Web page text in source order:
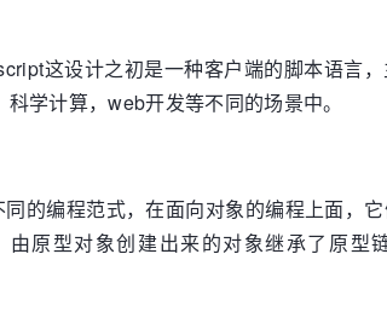
这设计之初是一种客户端的脚本语言
学计算，web开发等不同的场景中。
的编程范式，在面向对象的编程上面，
原型对象创建出来的对象继承了原